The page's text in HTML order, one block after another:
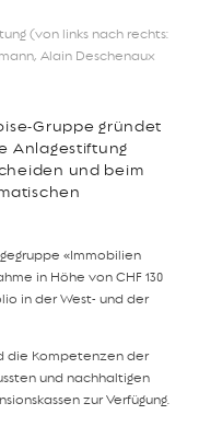
(von links nach rechts:
Alain Deschenaux
Gruppe gründet
Anlagestiftung
und beim
«Immobilien
in Höhe von CHF 130
in der West- und der
die Kompetenzen der
und nachhaltigen
zur Verfügung.